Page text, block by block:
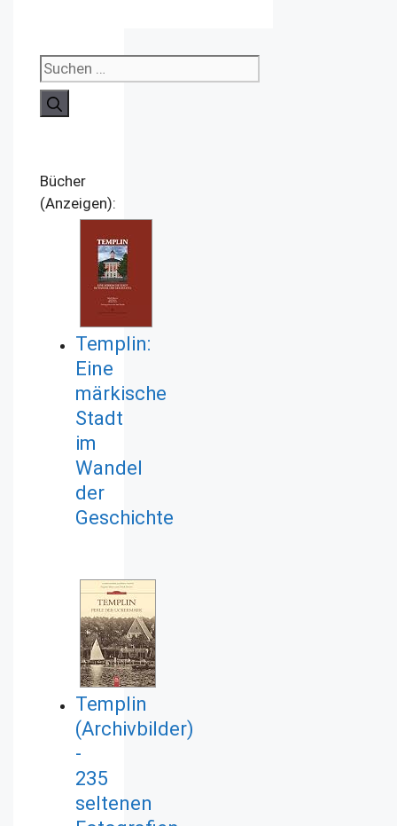
Suchen
nach:
Bücher
(Anzeigen):
Templin:
Eine
märkische
Stadt
im
Wandel
der
Geschichte
Templin
(Archivbilder)
-
235
seltenen